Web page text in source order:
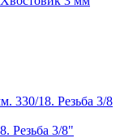
Резьба 3/8"